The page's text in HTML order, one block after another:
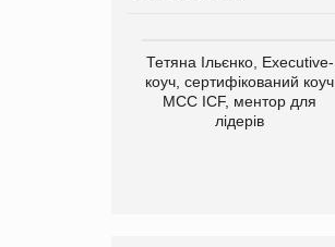
Тетяна Ільєнко, Executive-
коуч, сертифікований коуч
МСС ICF, ментор для
лідерів